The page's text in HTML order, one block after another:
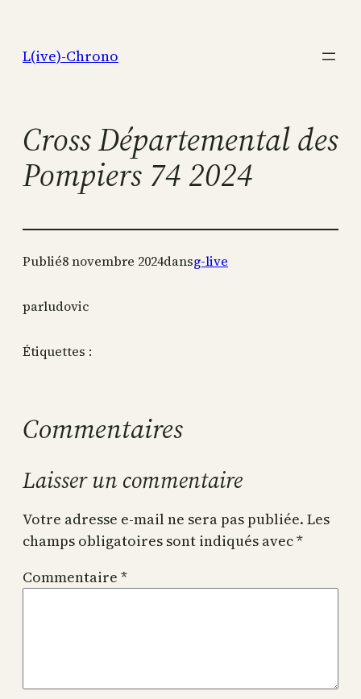
contenu
L(ive)-Chrono
Cross Départemental des
Pompiers 74 2024
Publié8 novembre 2024dansg-live
parludovic
Étiquettes :
Commentaires
Laisser un commentaire
Votre adresse e-mail ne sera pas publiée. Les
champs obligatoires sont indiqués avec*
Commentaire *